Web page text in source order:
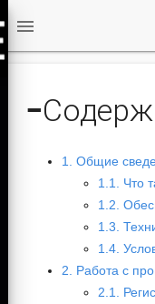

−
1. Общие
1.1. Что
1.2.
1.3.
1.4.
2. Работа с
2.1.